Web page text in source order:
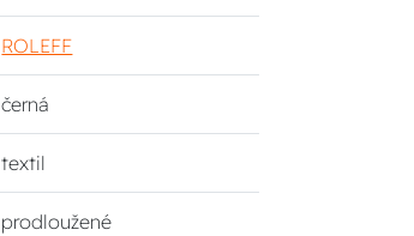
ROLEFF
černá
textil
prodloužené